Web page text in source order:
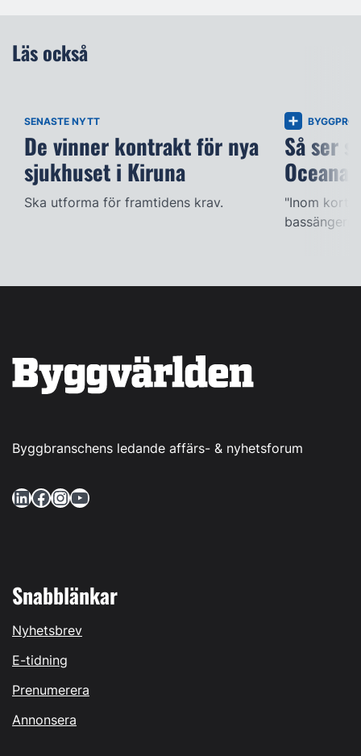
Läs också
SENASTE NYTT
De vinner kontrakt för nya
sjukhuset i Kiruna
Ska utforma för framtidens krav.
Så ser
Oceana
"Inom kort
Byggbranschens ledande affärs- & nyhetsforum
LinkedIn Facebook InstagramYouTube
Snabblänkar
Nyhetsbrev
E-tidning
Prenumerera
Annonsera